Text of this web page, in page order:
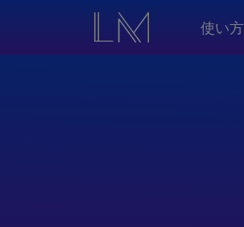
使い方